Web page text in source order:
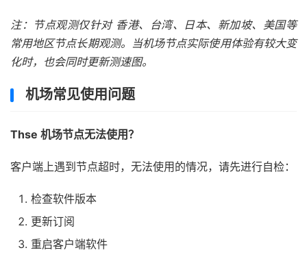
注：节点观测仅针对 香港、台湾、日本、新加坡、美国等
常用地区节点长期观测。当机场节点实际使用体验有较大变
化时，也会同时更新测速图。
机场常见使用问题
Thse 机场节点无法使用？
客户端上遇到节点超时，无法使用的情况，请先进行自检：
检查软件版本
更新订阅
重启客户端软件